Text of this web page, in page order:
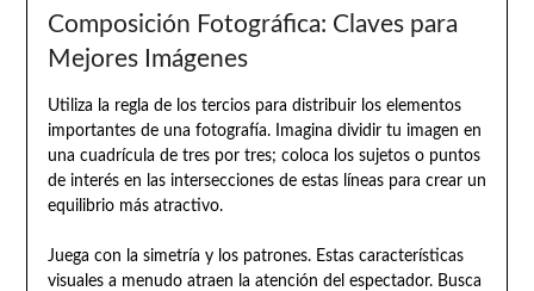
Composición Fotográfica: Claves para
Mejores Imágenes
Utiliza la regla de los tercios para distribuir los elementos
importantes de una fotografía. Imagina dividir tu imagen en
una cuadrícula de tres por tres; coloca los sujetos o puntos
de interés en las intersecciones de estas líneas para crear un
equilibrio más atractivo.
Juega con la simetría y los patrones. Estas características
visuales a menudo atraen la atención del espectador. Busca